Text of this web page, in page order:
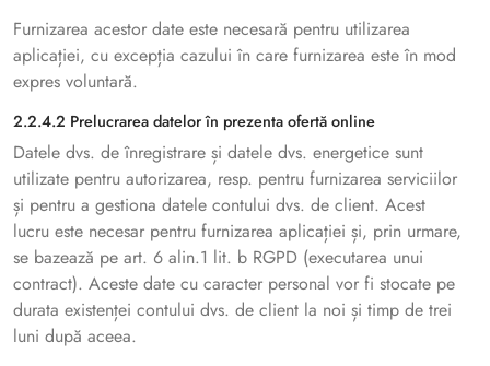
Furnizarea acestor date este necesară pentru utilizarea
aplicației, cu excepția cazului în care furnizarea este în mod
expres voluntară.
2.2.4.2 Prelucrarea datelor în prezenta ofertă online
Datele dvs. de înregistrare și datele dvs. energetice sunt
utilizate pentru autorizarea, resp. pentru furnizarea serviciilor
și pentru a gestiona datele contului dvs. de client. Acest
lucru este necesar pentru furnizarea aplicației și, prin urmare,
se bazează pe art. 6 alin.1 lit. b RGPD (executarea unui
contract). Aceste date cu caracter personal vor fi stocate pe
durata existenței contului dvs. de client la noi și timp de trei
luni după aceea.